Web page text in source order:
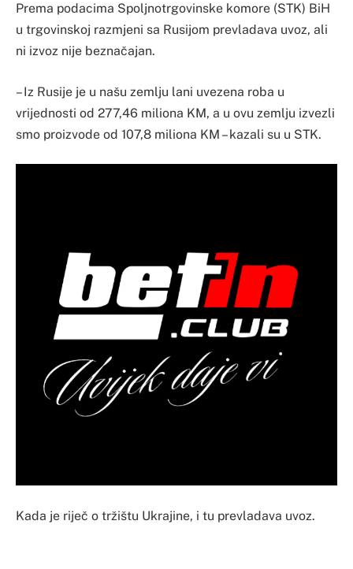
Prema podacima Spoljnotrgovinske komore (STK) BiH
u trgovinskoj razmjeni sa Rusijom prevladava uvoz, ali
ni izvoz nije beznačajan.
– Iz Rusije je u našu zemlju lani uvezena roba u
vrijednosti od 277,46 miliona KM, a u ovu zemlju izvezli
smo proizvode od 107,8 miliona KM – kazali su u STK.
Kada je riječ o tržištu Ukrajine, i tu prevladava uvoz.